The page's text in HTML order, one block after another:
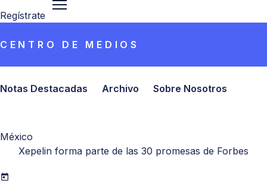
Regístrate
CENTRO DE MEDIOS
Notas Destacadas Archivo Sobre Nosotros
México
Xepelin forma parte de las 30 promesas de Forbes